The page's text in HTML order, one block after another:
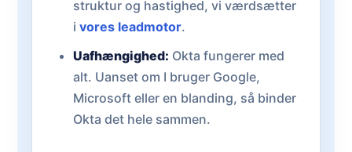
struktur og hastighed, vi værdsætter
i vores leadmotor.
Uafhængighed: Okta fungerer med
alt. Uanset om I bruger Google,
Microsoft eller en blanding, så binder
Okta det hele sammen.